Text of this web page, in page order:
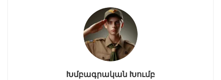
Խմբագրական Խումբ